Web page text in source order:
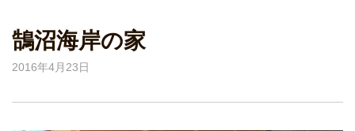
鵠沼海岸の家
2016年4月23日